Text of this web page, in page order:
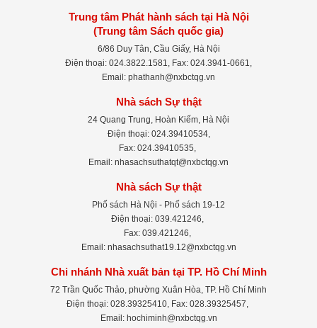
Trung tâm Phát hành sách tại Hà Nội
(Trung tâm Sách quốc gia)
6/86 Duy Tân, Cầu Giấy, Hà Nội
Điện thoại: 024.3822.1581, Fax: 024.3941-0661,
Email: phathanh@nxbctqg.vn
Nhà sách Sự thật
24 Quang Trung, Hoàn Kiếm, Hà Nội
Điện thoại: 024.39410534,
Fax: 024.39410535,
Email: nhasachsuthatqt@nxbctqg.vn
Nhà sách Sự thật
Phố sách Hà Nội - Phố sách 19-12
Điện thoại: 039.421246,
Fax: 039.421246,
Email: nhasachsuthat19.12@nxbctqg.vn
Chi nhánh Nhà xuất bản tại TP. Hồ Chí Minh
72 Trần Quốc Thảo, phường Xuân Hòa, TP. Hồ Chí Minh
Điện thoại: 028.39325410, Fax: 028.39325457,
Email: hochiminh@nxbctqg.vn